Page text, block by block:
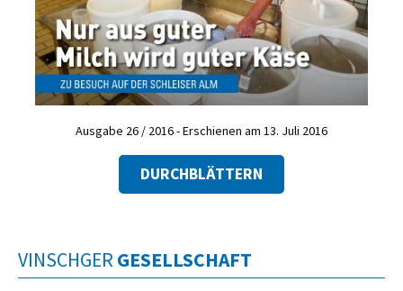
Ausgabe 26 / 2016 - Erschienen am 13. Juli 2016
DURCHBLÄTTERN
VINSCHGER GESELLSCHAFT